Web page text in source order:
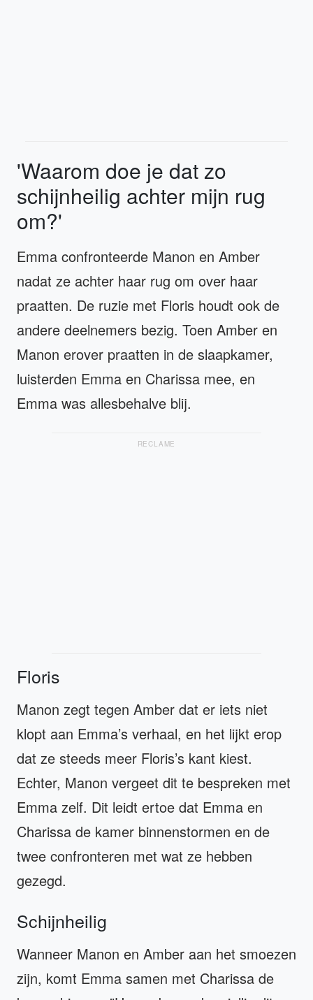
'Waarom doe je dat zo
schijnheilig achter mijn rug
om?'
Emma confronteerde Manon en Amber
nadat ze achter haar rug om over haar
praatten. De ruzie met Floris houdt ook de
andere deelnemers bezig. Toen Amber en
Manon erover praatten in de slaapkamer,
luisterden Emma en Charissa mee, en
Emma was allesbehalve blij.
RECLAME
Floris
Manon zegt tegen Amber dat er iets niet
klopt aan Emma’s verhaal, en het lijkt erop
dat ze steeds meer Floris’s kant kiest.
Echter, Manon vergeet dit te bespreken met
Emma zelf. Dit leidt ertoe dat Emma en
Charissa de kamer binnenstormen en de
twee confronteren met wat ze hebben
gezegd.
Schijnheilig
Wanneer Manon en Amber aan het smoezen
zijn, komt Emma samen met Charissa de